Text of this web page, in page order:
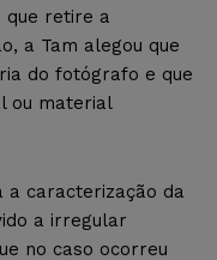
que retire a
a Tam alegou que
do fotógrafo e que
ou material
a caracterização da
a irregular
no caso ocorreu